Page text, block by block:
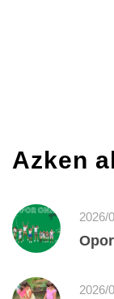
Azken
2026/
2026/